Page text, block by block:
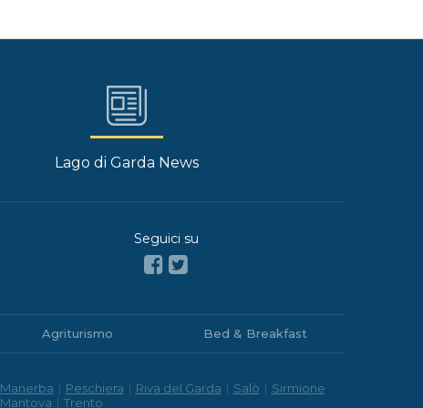
Lago di Garda News
Seguici su
Agriturismo Bed & Breakfast
Manerba | Peschiera | Riva del Garda | Salò | Sirmione
Mantova | Trento